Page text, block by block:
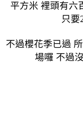
平方米 裡頭有六
只要
不過櫻花季已過
場囉 不過